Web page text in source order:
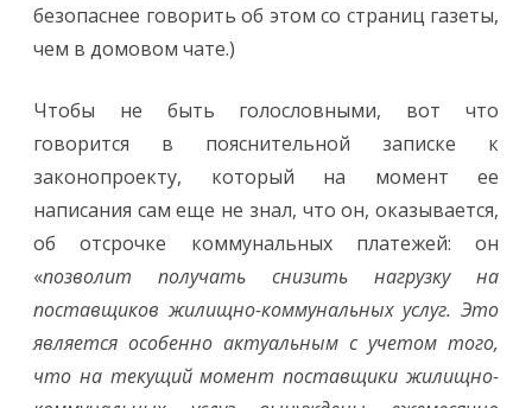
безопаснее говорить об этом со страниц газеты,
чем в домовом чате.)
Чтобы не быть голословными, вот что
говорится в пояснительной записке к
законопроекту, который на момент ее
написания сам еще не знал, что он, оказывается,
об отсрочке коммунальных платежей: он
«позволит получать снизить нагрузку на
поставщиков жилищно-коммунальных услуг. Это
является особенно актуальным с учетом того,
что на текущий момент поставщики жилищно-